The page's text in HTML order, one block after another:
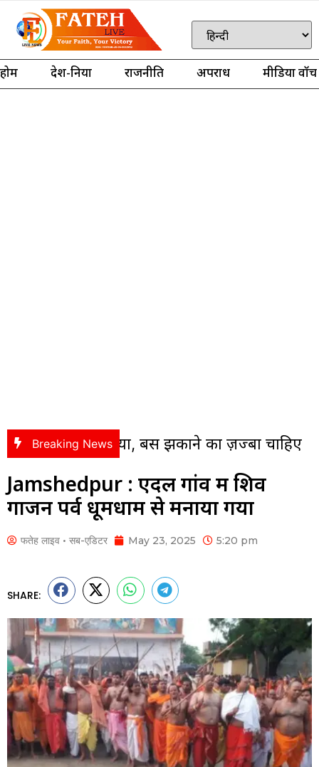
होम देश-दुनिया राजनीति अपराध मीडिया वॉच
Breaking News
है दुनिया, बस झुकाने का ज़ज्बा चाहिए
Jamshedpur : एदल गांव में शिव
गाजन पर्व धूमधाम से मनाया गया
फतेह लाइव • सब-एडिटर May 23, 2025 5:20 pm
SHARE: